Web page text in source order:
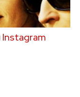
Instagram